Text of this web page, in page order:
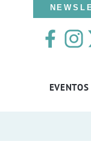
EVENTOS